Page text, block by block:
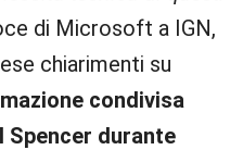
di Microsoft a IGN,
chiarimenti su
condivisa
Spencer durante